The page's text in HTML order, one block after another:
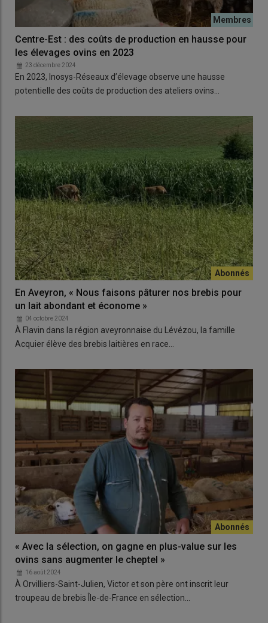
Centre-Est : des coûts de production en hausse pour
les élevages ovins en 2023
23 décembre 2024
En 2023, Inosys-Réseaux d’élevage observe une hausse
potentielle des coûts de production des ateliers ovins…
En Aveyron, « Nous faisons pâturer nos brebis pour
un lait abondant et économe »
04 octobre 2024
À Flavin dans la région aveyronnaise du Lévézou, la famille
Acquier élève des brebis laitières en race…
« Avec la sélection, on gagne en plus-value sur les
ovins sans augmenter le cheptel »
16 août 2024
À Orvilliers-Saint-Julien, Victor et son père ont inscrit leur
troupeau de brebis Île-de-France en sélection…